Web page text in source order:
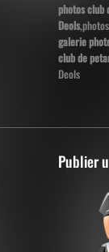
photos club
Deols
galerie
club de
Deols
Publier